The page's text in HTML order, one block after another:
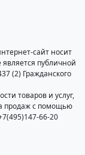
сайт носит
публичной
(2) Гражданского
товаров и услуг,
продаж с помощью
66-20